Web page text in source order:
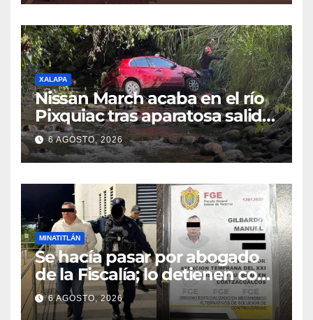
del Sur
XALAPA
Nissan March acaba en el río
Pixquiac tras aparatosa salida
de camino en la carretera
Briones
6 AGOSTO, 2026
MINATITLÁN
Se hacía pasar por abogado
de la Fiscalía; lo detienen con
camioneta robada en
Minatitlán
6 AGOSTO, 2026